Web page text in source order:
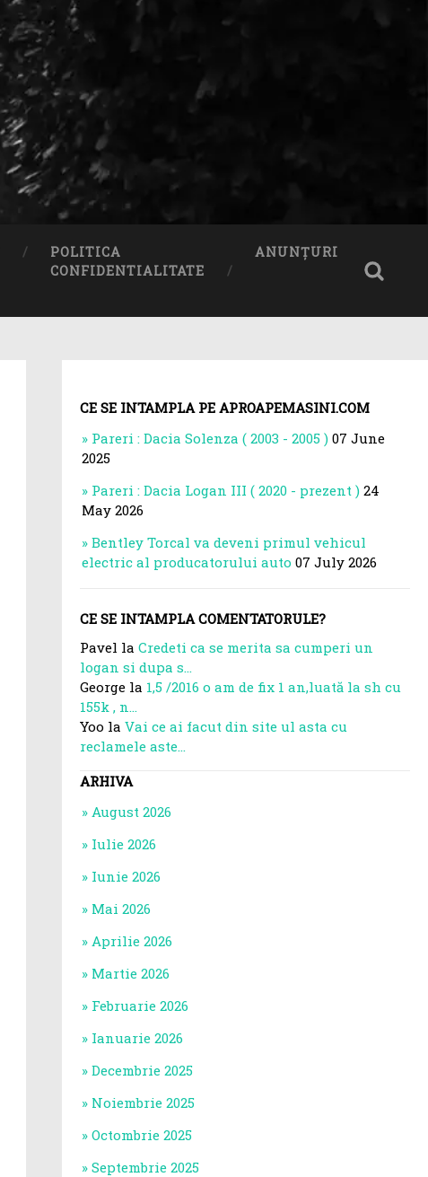
POLITICA
CONFIDENTIALITATE
ANUNȚURI
CE SE INTAMPLA PE APROAPEMASINI.COM
Pareri : Dacia Solenza ( 2003 - 2005 ) 07 June
2025
Pareri : Dacia Logan III ( 2020 - prezent ) 24
May 2026
Bentley Torcal va deveni primul vehicul
electric al producatorului auto 07 July 2026
CE SE INTAMPLA COMENTATORULE?
Pavel la Credeti ca se merita sa cumperi un
logan si dupa s...
George la 1,5 /2016 o am de fix 1 an,luată la sh cu
155k , n...
Yoo la Vai ce ai facut din site ul asta cu
reclamele aste...
ARHIVA
August 2026
Iulie 2026
Iunie 2026
Mai 2026
Aprilie 2026
Martie 2026
Februarie 2026
Ianuarie 2026
Decembrie 2025
Noiembrie 2025
Octombrie 2025
Septembrie 2025